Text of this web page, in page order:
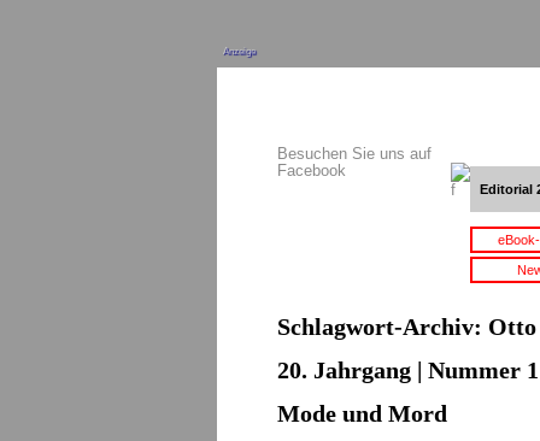
Anzeige
Besuchen Sie uns auf
Facebook
Editorial
Schlagwort-Archiv: Otto
20. Jahrgang | Nummer
Mode und Mord